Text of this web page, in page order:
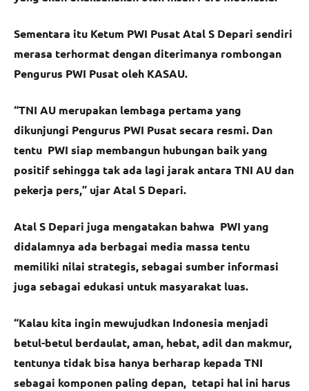
Sementara itu Ketum PWI Pusat Atal S Depari sendiri
merasa terhormat dengan diterimanya rombongan
Pengurus PWI Pusat oleh KASAU.
“TNI AU merupakan lembaga pertama yang
dikunjungi Pengurus PWI Pusat secara resmi. Dan
tentu PWI siap membangun hubungan baik yang
positif sehingga tak ada lagi jarak antara TNI AU dan
pekerja pers,” ujar Atal S Depari.
Atal S Depari juga mengatakan bahwa PWI yang
didalamnya ada berbagai media massa tentu
memiliki nilai strategis, sebagai sumber informasi
juga sebagai edukasi untuk masyarakat luas.
“Kalau kita ingin mewujudkan Indonesia menjadi
betul-betul berdaulat, aman, hebat, adil dan makmur,
tentunya tidak bisa hanya berharap kepada TNI
sebagai komponen paling depan, tetapi hal ini harus